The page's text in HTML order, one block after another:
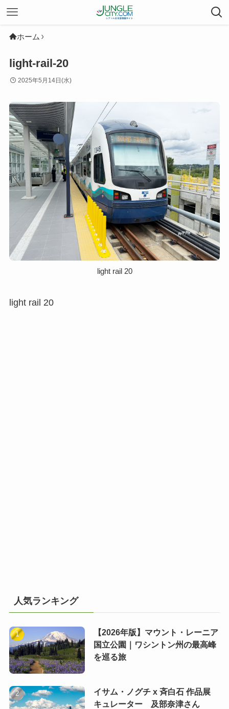
ホーム
light-rail-20
2025年5月14日(水)
light rail 20
light rail 20
人気ランキング
【2026年版】マウント・レーニア
国立公園｜ワシントン州の最高峰
を巡る旅
イサム・ノグチ x 斉白石 作品展
キュレーター 及部奈津さん